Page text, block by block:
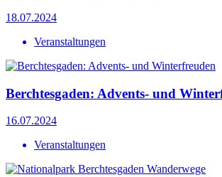
18.07.2024
Veranstaltungen
Berchtesgaden: Advents- und
16.07.2024
Veranstaltungen